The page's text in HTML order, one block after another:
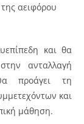
αειφόρου
και θα
ανταλλαγή
προάγει τη
και
μάθηση.